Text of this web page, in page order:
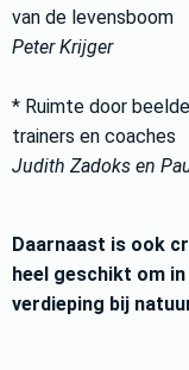
van de levensboom
Peter Krijger
* Ruimte door
trainers en coaches
Judith Zadoks en
Daarnaast is ook
heel geschikt om
verdieping bij